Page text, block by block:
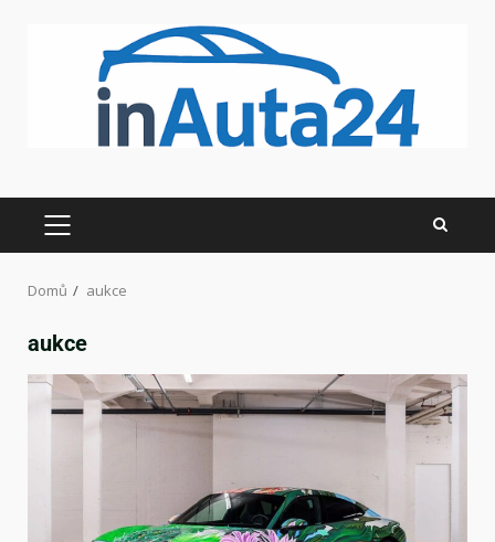
Domů aukce
aukce